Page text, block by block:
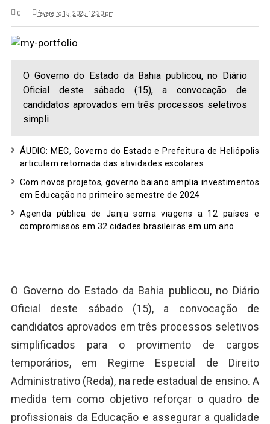
0 fevereiro 15, 2025 12:30 pm
O Governo do Estado da Bahia publicou, no Diário
Oficial deste sábado (15), a convocação de
candidatos aprovados em três processos seletivos
simpli
ÁUDIO: MEC, Governo do Estado e Prefeitura de Heliópolis
articulam retomada das atividades escolares
Com novos projetos, governo baiano amplia investimentos
em Educação no primeiro semestre de 2024
Agenda pública de Janja soma viagens a 12 países e
compromissos em 32 cidades brasileiras em um ano
O Governo do Estado da Bahia publicou, no Diário
Oficial deste sábado (15), a convocação de
candidatos aprovados em três processos seletivos
simplificados para o provimento de cargos
temporários, em Regime Especial de Direito
Administrativo (Reda), na rede estadual de ensino. A
medida tem como objetivo reforçar o quadro de
profissionais da Educação e assegurar a qualidade